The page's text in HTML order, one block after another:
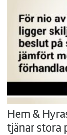
Hem &
tjänar stora